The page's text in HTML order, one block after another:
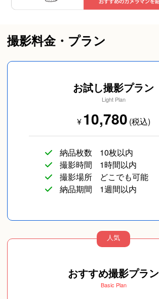
撮影料金・プラン
お試し撮影プラン
Light Plan
¥10,780 (税込)
納品枚数
10枚以内
撮影時間
1時間以内
撮影場所
どこでも可能
納品期間
1週間以内
人気
おすすめ撮影プラン
Basic Plan